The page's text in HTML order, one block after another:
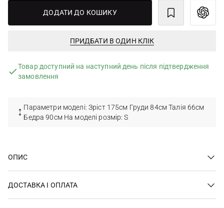
ДОДАТИ ДО КОШИКУ
ПРИДБАТИ В ОДИН КЛІК
Товар доступний на наступний день після підтвердження
замовлення
Параметри моделі: Зріст 175см Груди 84см Талія 66см
Бедра 90см На моделі розмір: S
ОПИС
ДОСТАВКА І ОПЛАТА